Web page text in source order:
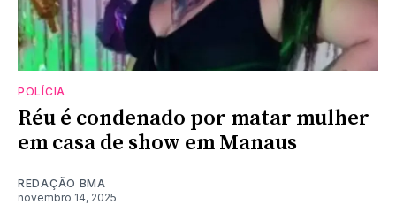
POLÍCIA
Réu é condenado por matar mulher
em casa de show em Manaus
REDAÇÃO BMA
novembro 14, 2025